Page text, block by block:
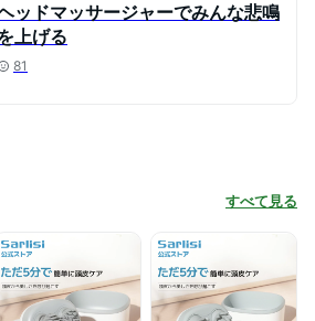
ッドマッサージャーでみんな悲鳴
上げる
81
すべて見る